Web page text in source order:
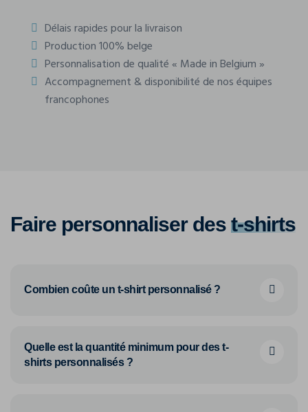
Délais rapides pour la livraison
Production 100% belge
Personnalisation de qualité « Made in Belgium »
Accompagnement & disponibilité de nos équipes
francophones
Faire personnaliser des t-shirts
Combien coûte un t-shirt personnalisé ?
Quelle est la quantité minimum pour des t-
shirts personnalisés ?